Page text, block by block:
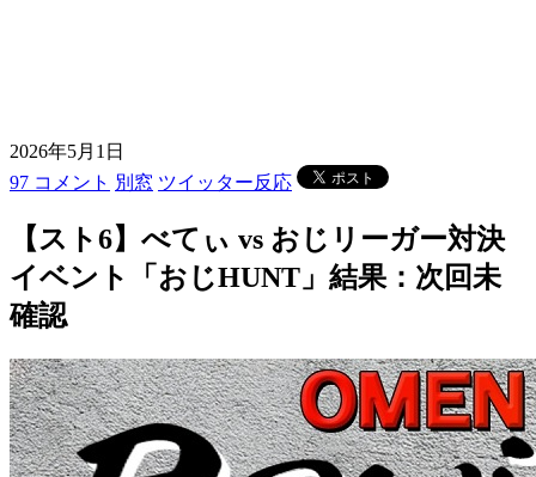
2026年5月1日
97 コメント 別窓 ツイッター反応
【スト6】べてぃ vs おじリーガー対決
イベント「おじHUNT」結果：次回未
確認